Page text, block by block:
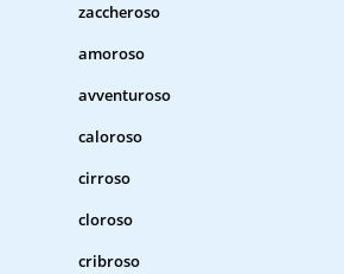
zaccheroso
amoroso
avventuroso
caloroso
cirroso
cloroso
cribroso